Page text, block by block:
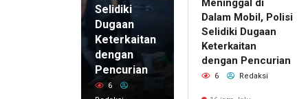
Selidiki
Dugaan
Keterkaitan
dengan
Pencurian
6
Meninggal di
Dalam Mobil, Polisi
Selidiki Dugaan
Keterkaitan
dengan Pencurian
6 Redaksi